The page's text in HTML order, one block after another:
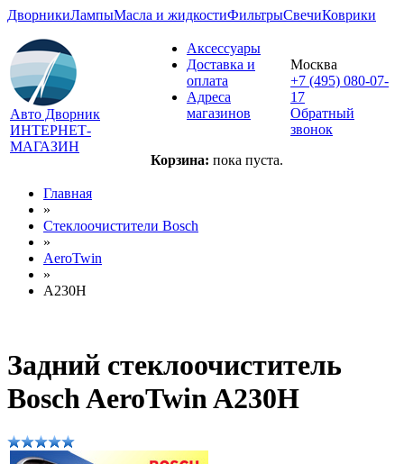
ДворникиЛампыМасла и жидкостиФильтрыСвечиКоврики
Авто Дворник
ИНТЕРНЕТ-
МАГАЗИН
Аксессуары
Доставка и
оплата
Адреса
магазинов
Корзина: пока пуста.
Москва
+7 (495) 080-07-
17
Обратный
звонок
Главная
»
Стеклоочистители Bosch
»
AeroTwin
»
A230H
Задний стеклоочиститель
Bosch AeroTwin A230H